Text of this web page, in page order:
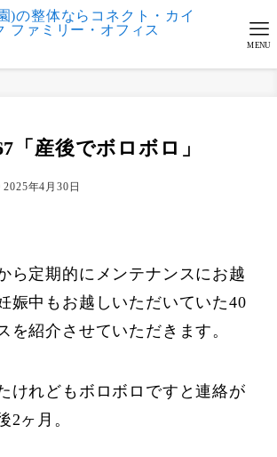
MENU
「産後でボロボロ」
2025年4月30日
ら定期的にメンテナンスにお越
娠中もお越しいただいていた40
を紹介させていただきます。
けれどもボロボロですと連絡が
2ヶ月。